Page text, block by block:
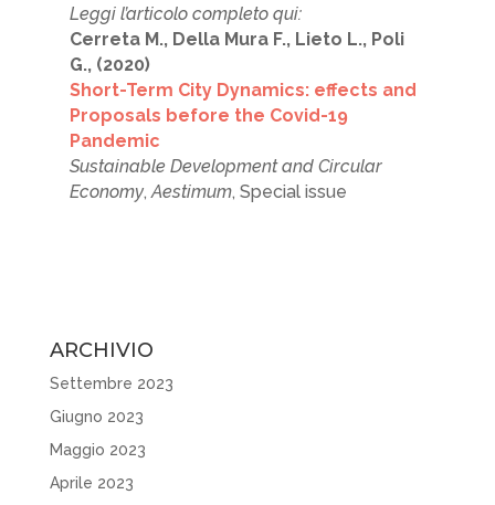
Leggi l’articolo completo qui:
Cerreta M., Della Mura F., Lieto L., Poli
G., (2020)
Short-Term City Dynamics: effects and
Proposals before the Covid-19
Pandemic
Sustainable Development and Circular
Economy,Aestimum, Special issue
ARCHIVIO
Settembre 2023
Giugno 2023
Maggio 2023
Aprile 2023